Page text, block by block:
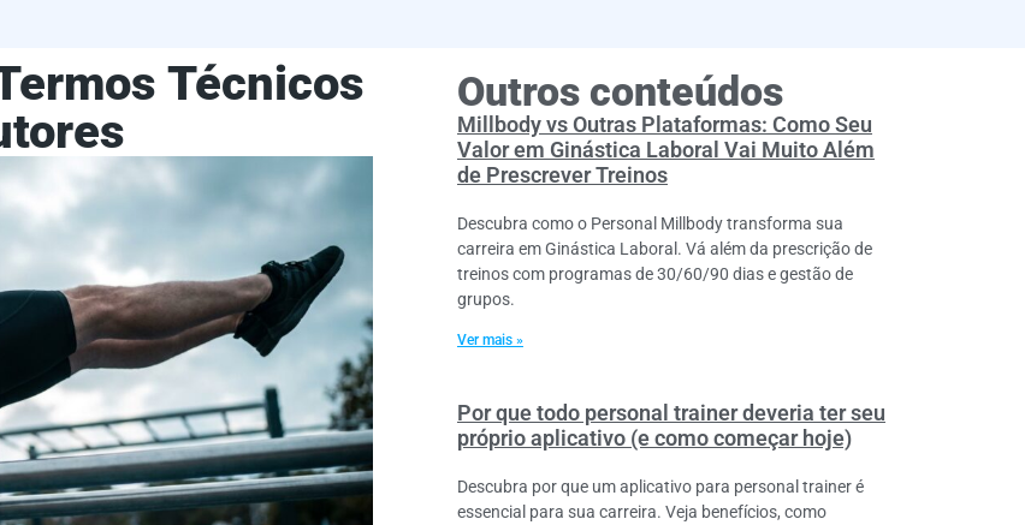
Técnicos
Outros conteúdos
Millbody vs Outras Plataformas: Como Seu
Valor em Ginástica Laboral Vai Muito Além
de Prescrever Treinos
Descubra como o Personal Millbody transforma sua
carreira em Ginástica Laboral. Vá além da prescrição de
treinos com programas de 30/60/90 dias e gestão de
grupos.
Ver mais »
Por que todo personal trainer deveria ter seu
próprio aplicativo (e como começar hoje)
Descubra por que um aplicativo para personal trainer é
essencial para sua carreira. Veja benefícios, como